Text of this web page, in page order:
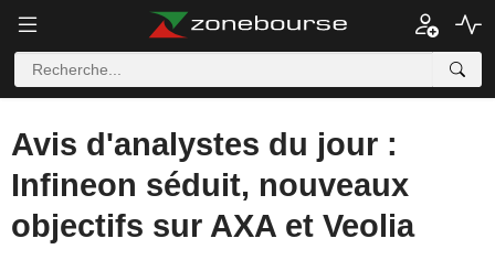
Avis d'analystes du jour :
Infineon séduit, nouveaux
objectifs sur AXA et Veolia